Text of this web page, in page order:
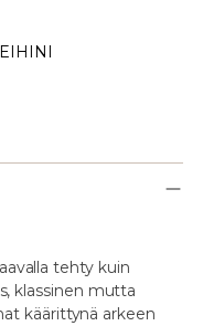
tehty kuin
klassinen mutta
käärittynä arkeen